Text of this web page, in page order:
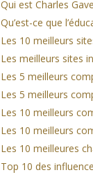
Qui est Charles
Qu’est-ce que
Les 10 meilleurs
Les meilleurs sites
Les 5 meilleurs
Les 5 meilleurs
Les 10 meilleurs
Les 10 meilleurs
Les 10 meilleures
Top 10 des